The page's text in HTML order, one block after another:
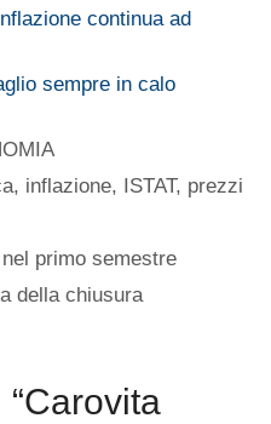
continua ad
sempre in calo
, inflazione, ISTAT, prezzi
primo semestre
della chiusura